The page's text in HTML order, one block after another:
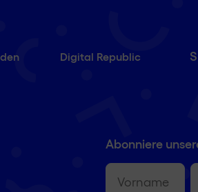
Digital Republic
Abonniere
Vorname
E-